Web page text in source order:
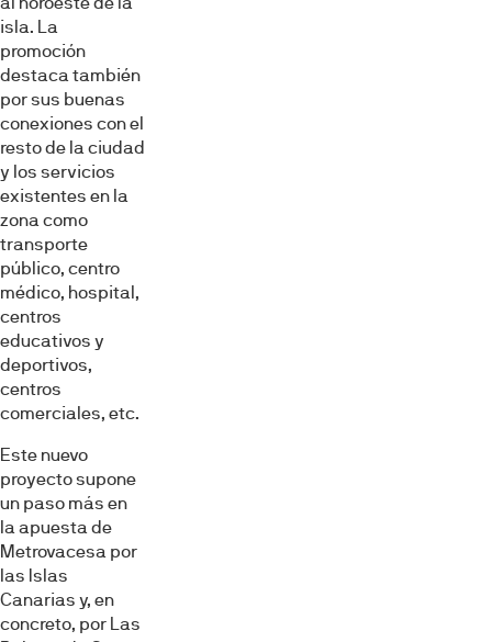
isla. La
promoción
destaca también
por sus buenas
conexiones con el
resto de la ciudad
y los servicios
existentes en la
zona como
transporte
público, centro
médico, hospital,
centros
educativos y
deportivos,
centros
comerciales, etc.
Este nuevo
proyecto supone
un paso más en
la apuesta de
Metrovacesa por
las Islas
Canarias y, en
concreto, por Las